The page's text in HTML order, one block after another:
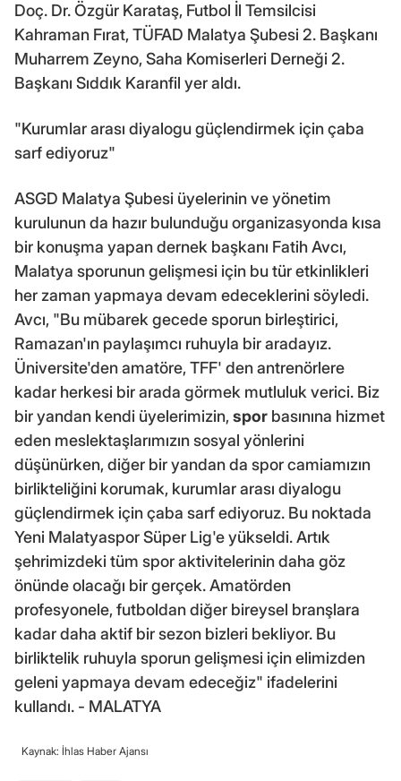
Doç. Dr. Özgür Karataş, Futbol İl Temsilcisi
Kahraman Fırat, TÜFAD Malatya Şubesi 2. Başkanı
Muharrem Zeyno, Saha Komiserleri Derneği 2.
Başkanı Sıddık Karanfil yer aldı.
"Kurumlar arası diyalogu güçlendirmek için çaba
sarf ediyoruz"
ASGD Malatya Şubesi üyelerinin ve yönetim
kurulunun da hazır bulunduğu organizasyonda kısa
bir konuşma yapan dernek başkanı Fatih Avcı,
Malatya sporunun gelişmesi için bu tür etkinlikleri
her zaman yapmaya devam edeceklerini söyledi.
Avcı, "Bu mübarek gecede sporun birleştirici,
Ramazan'ın paylaşımcı ruhuyla bir aradayız.
Üniversite'den amatöre, TFF' den antrenörlere
kadar herkesi bir arada görmek mutluluk verici. Biz
bir yandan kendi üyelerimizin,spor basınına hizmet
eden meslektaşlarımızın sosyal yönlerini
düşünürken, diğer bir yandan da spor camiamızın
birlikteliğini korumak, kurumlar arası diyalogu
güçlendirmek için çaba sarf ediyoruz. Bu noktada
Yeni Malatyaspor Süper Lig'e yükseldi. Artık
şehrimizdeki tüm spor aktivitelerinin daha göz
önünde olacağı bir gerçek. Amatörden
profesyonele, futboldan diğer bireysel branşlara
kadar daha aktif bir sezon bizleri bekliyor. Bu
birliktelik ruhuyla sporun gelişmesi için elimizden
geleni yapmaya devam edeceğiz" ifadelerini
kullandı. - MALATYA
Kaynak: İhlas Haber Ajansı